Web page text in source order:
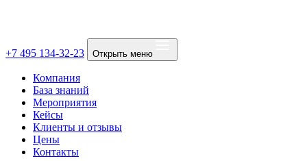
+7 495 134-32-23 Открыть меню
Компания
База знаний
Мероприятия
Кейсы
Клиенты и отзывы
Цены
Контакты